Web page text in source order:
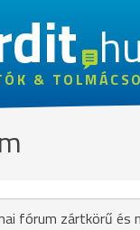
hu
&
fórum zártkörű és